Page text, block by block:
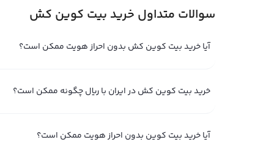
سوالات متداول خرید بیت کوین کش
آیا خرید بیت کوین کش بدون احراز هویت ممکن است؟
خرید بیت کوین کش در ایران با ریال چگونه ممکن است؟
آیا خرید بیت کوین بدون احراز هویت ممکن است؟